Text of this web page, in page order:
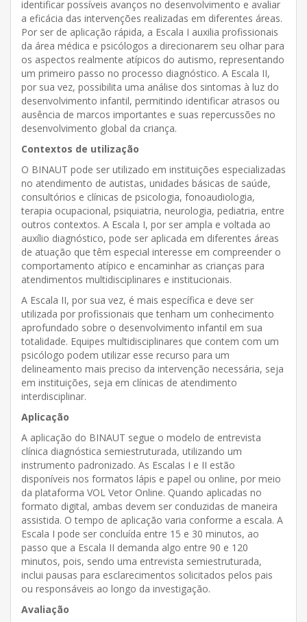
identificar possíveis avanços no desenvolvimento e avaliar
a eficácia das intervenções realizadas em diferentes áreas.
Por ser de aplicação rápida, a Escala I auxilia profissionais
da área médica e psicólogos a direcionarem seu olhar para
os aspectos realmente atípicos do autismo, representando
um primeiro passo no processo diagnóstico. A Escala II,
por sua vez, possibilita uma análise dos sintomas à luz do
desenvolvimento infantil, permitindo identificar atrasos ou
ausência de marcos importantes e suas repercussões no
desenvolvimento global da criança.
Contextos de utilização
O BINAUT pode ser utilizado em instituições especializadas
no atendimento de autistas, unidades básicas de saúde,
consultórios e clínicas de psicologia, fonoaudiologia,
terapia ocupacional, psiquiatria, neurologia, pediatria, entre
outros contextos. A Escala I, por ser ampla e voltada ao
auxílio diagnóstico, pode ser aplicada em diferentes áreas
de atuação que têm especial interesse em compreender o
comportamento atípico e encaminhar as crianças para
atendimentos multidisciplinares e institucionais.
A Escala II, por sua vez, é mais específica e deve ser
utilizada por profissionais que tenham um conhecimento
aprofundado sobre o desenvolvimento infantil em sua
totalidade. Equipes multidisciplinares que contem com um
psicólogo podem utilizar esse recurso para um
delineamento mais preciso da intervenção necessária, seja
em instituições, seja em clínicas de atendimento
interdisciplinar.
Aplicação
A aplicação do BINAUT segue o modelo de entrevista
clínica diagnóstica semiestruturada, utilizando um
instrumento padronizado. As Escalas I e II estão
disponíveis nos formatos lápis e papel ou online, por meio
da plataforma VOL Vetor Online. Quando aplicadas no
formato digital, ambas devem ser conduzidas de maneira
assistida. O tempo de aplicação varia conforme a escala. A
Escala I pode ser concluída entre 15 e 30 minutos, ao
passo que a Escala II demanda algo entre 90 e 120
minutos, pois, sendo uma entrevista semiestruturada,
inclui pausas para esclarecimentos solicitados pelos pais
ou responsáveis ao longo da investigação.
Avaliação